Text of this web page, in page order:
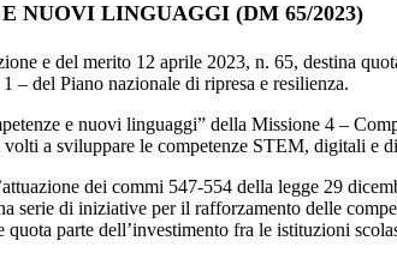
NUOVI LINGUAGGI (DM 65/2023)
e del merito 12 aprile 2023, n. 65, destina
– del Piano nazionale di ripresa e resilienza.
e nuovi linguaggi” della Missione 4 –
a sviluppare le competenze STEM, digitali e
dei commi 547-554 della legge 29
serie di iniziative per il rafforzamento delle
parte dell’investimento fra le istituzioni